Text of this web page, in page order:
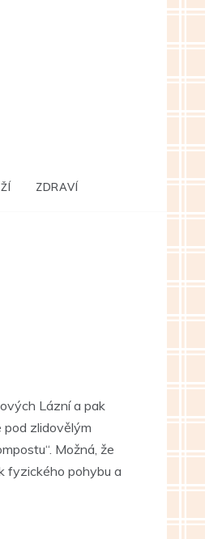
ZDRAVÍ
Lázní a pak
pod zlidovělým
Možná, že
fyzického pohybu a